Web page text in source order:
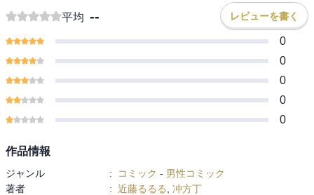
平均 -- レビューを書く
0
0
0
0
0
作品情報
ジャンル : コミック - 男性コミック
著者
: 近藤るるる
冲方丁